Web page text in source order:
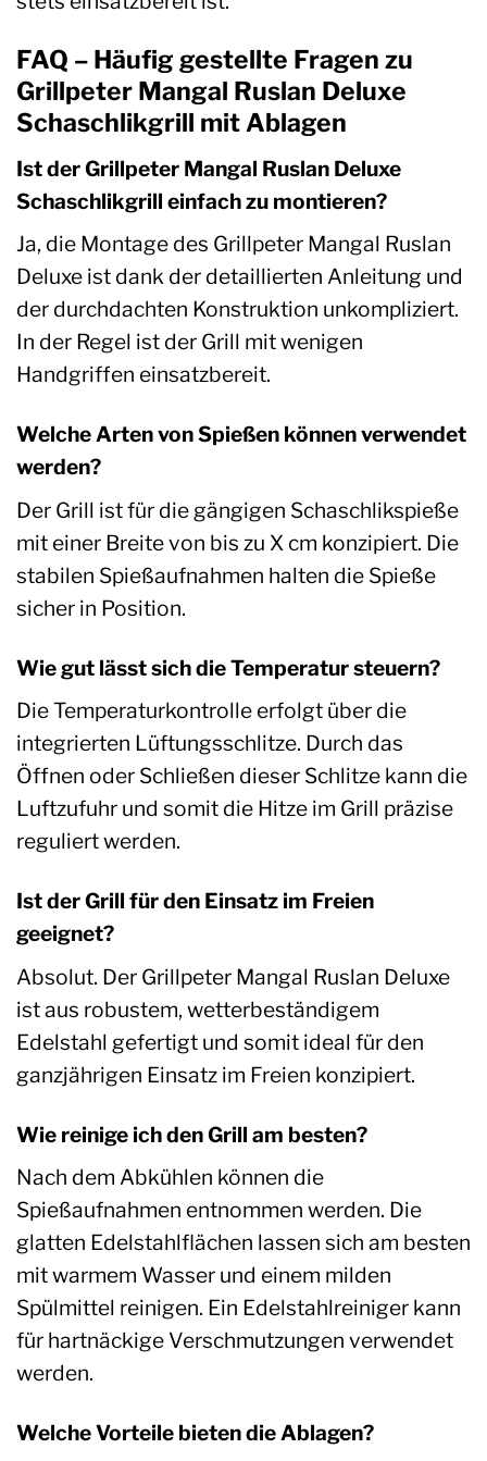
FAQ – Häufig gestellte Fragen zu
Grillpeter Mangal Ruslan Deluxe
Schaschlikgrill mit Ablagen
Ist der Grillpeter Mangal Ruslan Deluxe
Schaschlikgrill einfach zu montieren?
Ja, die Montage des Grillpeter Mangal Ruslan
Deluxe ist dank der detaillierten Anleitung und
der durchdachten Konstruktion unkompliziert.
In der Regel ist der Grill mit wenigen
Handgriffen einsatzbereit.
Welche Arten von Spießen können verwendet
werden?
Der Grill ist für die gängigen Schaschlikspieße
mit einer Breite von bis zu X cm konzipiert. Die
stabilen Spießaufnahmen halten die Spieße
sicher in Position.
Wie gut lässt sich die Temperatur steuern?
Die Temperaturkontrolle erfolgt über die
integrierten Lüftungsschlitze. Durch das
Öffnen oder Schließen dieser Schlitze kann die
Luftzufuhr und somit die Hitze im Grill präzise
reguliert werden.
Ist der Grill für den Einsatz im Freien
geeignet?
Absolut. Der Grillpeter Mangal Ruslan Deluxe
ist aus robustem, wetterbeständigem
Edelstahl gefertigt und somit ideal für den
ganzjährigen Einsatz im Freien konzipiert.
Wie reinige ich den Grill am besten?
Nach dem Abkühlen können die
Spießaufnahmen entnommen werden. Die
glatten Edelstahlflächen lassen sich am besten
mit warmem Wasser und einem milden
Spülmittel reinigen. Ein Edelstahlreiniger kann
für hartnäckige Verschmutzungen verwendet
werden.
Welche Vorteile bieten die Ablagen?